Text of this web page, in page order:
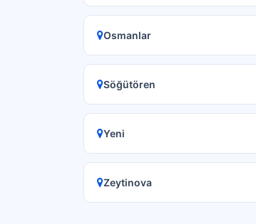
Osmanlar
Söğütören
Yeni
Zeytinova